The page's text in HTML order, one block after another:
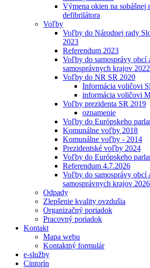
Výmena okien na sobášnej
defibrilátora
Voľby
Voľby do Národnej rady
2023
Referendum 2023
Voľby do samosprávy obcí
samosprávnych krajov 2022
Voľby do NR SR 2020
Informácia voličovi
informácia voličovi
Voľby prezidenta SR 2019
oznamenie
Voľby do Európskeho
Komunálne voľby 2018
Komunálne voľby - 2014
Prezidentské voľby 2024
Voľby do Európskeho
Referendum 4.7.2026
Voľby do samosprávy obcí
samosprávnych krajov 2026
Odpady
Zlepšenie kvality ovzdušia
Organizačný poriadok
Pracovný poriadok
Kontakt
Mapa webu
Kontaktný formulár
e-služby
Cintorín